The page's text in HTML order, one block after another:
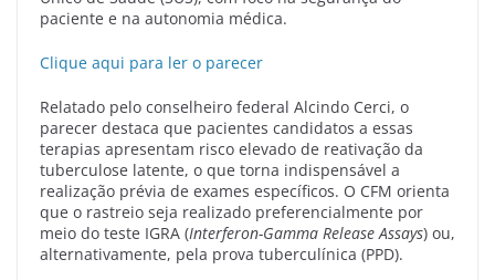
paciente e na autonomia médica.
Clique aqui para ler o parecer
Relatado pelo conselheiro federal Alcindo Cerci, o
parecer destaca que pacientes candidatos a essas
terapias apresentam risco elevado de reativação da
tuberculose latente, o que torna indispensável a
realização prévia de exames específicos. O CFM orienta
que o rastreio seja realizado preferencialmente por
meio do teste IGRA (Interferon-Gamma Release Assays) ou,
alternativamente, pela prova tuberculínica (PPD).